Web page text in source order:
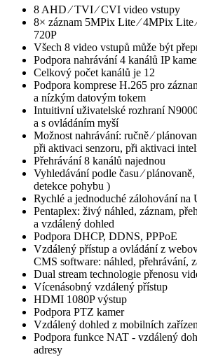
8 AHD ⁄ TVI ⁄ CVI video vstupy
8× záznam 5MPix Lite ⁄ 4MPix Lite
720P
Všech 8 video vstupů může být
Podpora nahrávání 4 kanálů IP
Celkový počet kanálů je 12
Podpora komprese H.265 pro
a nízkým datovým tokem
Intuitivní uživatelské rozhraní
a s ovládáním myší
Možnost nahrávání: ručně ⁄
při aktivaci senzoru, při aktivaci
Přehrávání 8 kanálů najednou
Vyhledávání podle času ⁄
detekce pohybu )
Rychlé a jednoduché zálohování na
Pentaplex: živý náhled, záznam,
a vzdálený dohled
Podpora DHCP, DDNS, PPPoE
Vzdálený přístup a ovládání z
CMS software: náhled, přehrávání,
Dual stream technologie přenosu
Vícenásobný vzdálený přístup
HDMI 1080P výstup
Podpora PTZ kamer
Vzdálený dohled z mobilních
Podpora funkce NAT - vzdálený
adresy